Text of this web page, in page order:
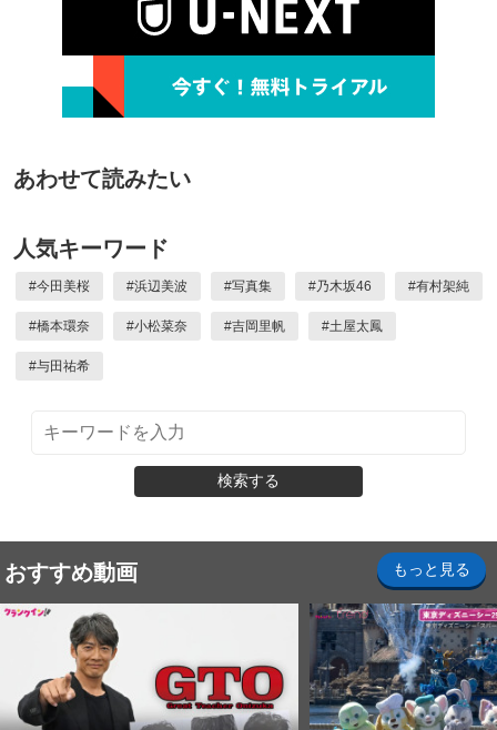
あわせて読みたい
人気キーワード
#今田美桜 #浜辺美波 #写真集 #乃木坂46 #有村架純
#橋本環奈 #小松菜奈 #吉岡里帆 #土屋太鳳
#与田祐希
検索する
おすすめ動画 もっと見る